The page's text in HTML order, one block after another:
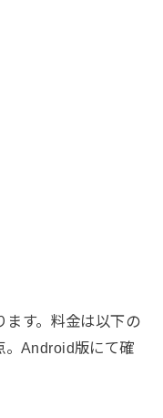
ます。料金は以下の
Android版にて確